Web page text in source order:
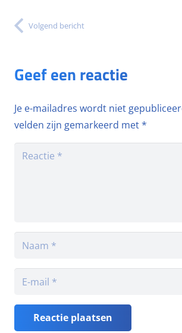
Volgend bericht
Geef een reactie
Je e-mailadres wordt niet
velden zijn gemarkeerd met*
Reactie plaatsen